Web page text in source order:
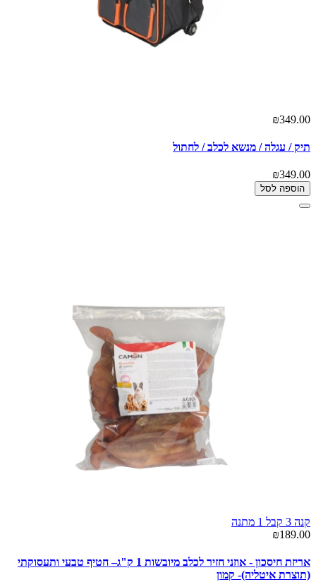
₪349.00
תיק / עגלה / מנשא לכלב / לחתול
₪349.00
הוספה לסל
קנה 3 קבל 1 מתנה
₪189.00
אריזת חיסכון - אוזני חזיר לכלב מיובשות 1 ק"ג– חטיף טבעי ותעסוקתי
(תוצרת איטליה)- קמון